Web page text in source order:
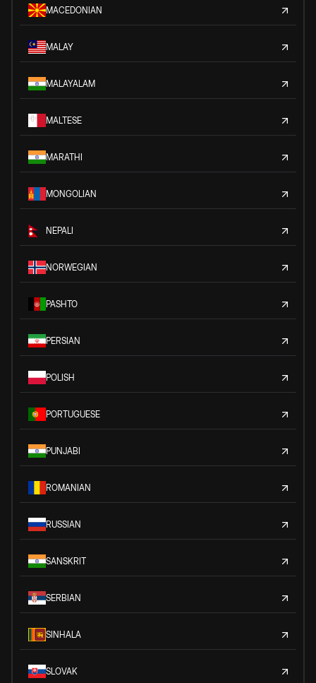
MACEDONIAN
MALAY
MALAYALAM
MALTESE
MARATHI
MONGOLIAN
NEPALI
NORWEGIAN
PASHTO
PERSIAN
POLISH
PORTUGUESE
PUNJABI
ROMANIAN
RUSSIAN
SANSKRIT
SERBIAN
SINHALA
SLOVAK